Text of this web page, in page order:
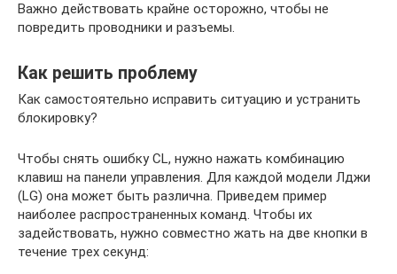
Важно действовать крайне осторожно, чтобы не
повредить проводники и разъемы.
Как решить проблему
Как самостоятельно исправить ситуацию и устранить
блокировку?
Чтобы снять ошибку CL, нужно нажать комбинацию
клавиш на панели управления. Для каждой модели Лджи
(LG) она может быть различна. Приведем пример
наиболее распространенных команд. Чтобы их
задействовать, нужно совместно жать на две кнопки в
течение трех секунд: